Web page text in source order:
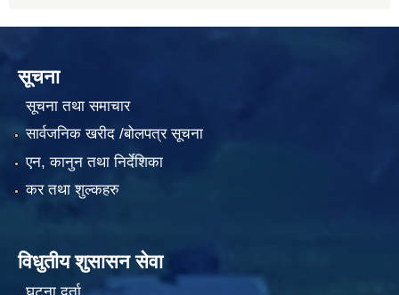
सूचना
सूचना तथा समाचार
सार्वजनिक खरीद /बोलपत्र सूचना
एन, कानुन तथा निर्देशिका
कर तथा शुल्कहरु
विधुतीय शुसासन सेवा
घटना दर्ता